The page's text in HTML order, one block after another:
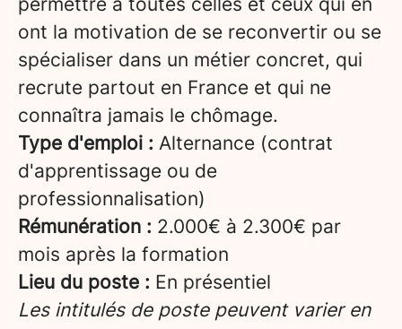
ont la motivation de se reconvertir ou se
spécialiser dans un métier concret, qui
recrute partout en France et qui ne
connaîtra jamais le chômage.
Type d'emploi : Alternance (contrat
d'apprentissage ou de
professionnalisation)
Rémunération : 2.000€ à 2.300€ par
mois après la formation
Lieu du poste : En présentiel
Les intitulés de poste peuvent varier en